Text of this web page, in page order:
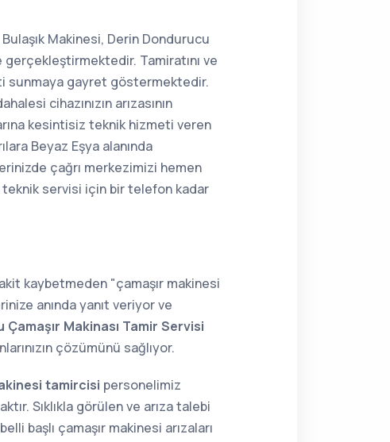
Makinesi, Derin Dondurucu
gerçekleştirmektedir. Tamiratını ve
sunmaya gayret göstermektedir.
cihazınızın arızasının
kesintisiz teknik hizmeti veren
Beyaz Eşya alanında
çağrı merkezimizi hemen
teknik servisi için bir telefon kadar
kaybetmeden "çamaşır makinesi
anında yanıt veriyor ve
Çamaşır Makinası Tamir Servisi
çözümünü sağlıyor.
tamircisi personelimiz
Sıklıkla görülen ve arıza talebi
başlı çamaşır makinesi arızaları